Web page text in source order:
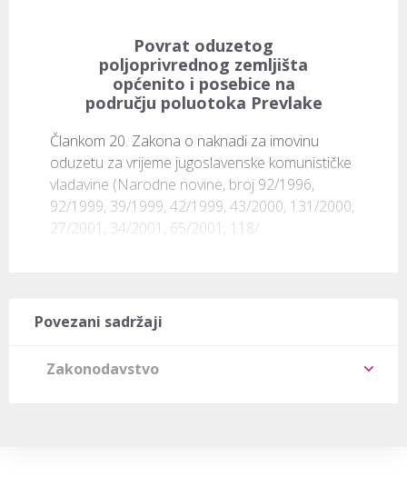
Povrat oduzetog
poljoprivrednog zemljišta
općenito i posebice na
području poluotoka Prevlake
Člankom 20. Zakona o naknadi za imovinu
oduzetu za vrijeme jugoslavenske komunističke
vladavine (Narodne novine, broj 92/1996,
92/1999, 39/1999, 42/1999, 43/2000, 131/2000,
27/2001, 34/2001, 65/2001, 118/
Povezani sadržaji
Zakonodavstvo